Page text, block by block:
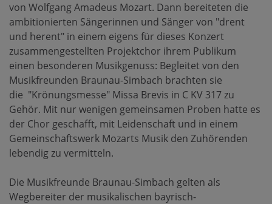
von Wolfgang Amadeus Mozart. Dann bereiteten die
ambitionierten Sängerinnen und Sänger von "drent
und herent" in einem eigens für dieses Konzert
zusammengestellten Projektchor ihrem Publikum
einen besonderen Musikgenuss: Begleitet von den
Musikfreunden Braunau-Simbach brachten sie
die "Krönungsmesse" Missa Brevis in C KV 317 zu
Gehör. Mit nur wenigen gemeinsamen Proben hatte es
der Chor geschafft, mit Leidenschaft und in einem
Gemeinschaftswerk Mozarts Musik den Zuhörenden
lebendig zu vermitteln.
Die Musikfreunde Braunau-Simbach gelten als
Wegbereiter der musikalischen bayrisch-